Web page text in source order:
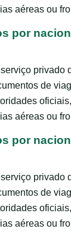
aéreas ou
por
privado
de
aéreas ou
por
privado
de
aéreas ou